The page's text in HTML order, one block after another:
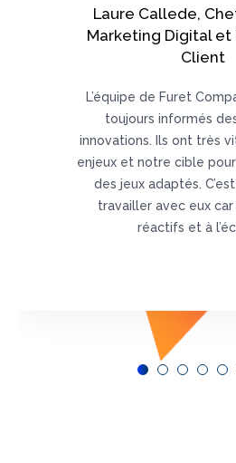
Laure Callede,
Marketing Digital et
Client
L’équipe de Furet
toujours informés
innovations. Ils ont très
enjeux et notre cible
des jeux adaptés.
travailler avec eux
réactifs et à